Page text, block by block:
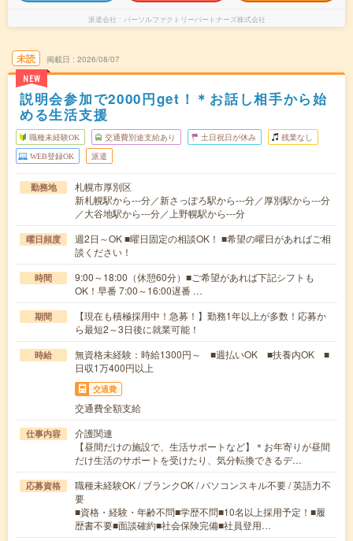
派遣会社 パーソルファクトリーパートナーズ株式会社
未読
NEW
掲載日 2026/08/07
説明会参加で2000円get！＊お話し相手から始
める生活支援
職種未経験OK 交通費別途支給あり 土日祝日が休み 残業なし
WEB登録OK 派遣
勤務地
札幌市厚別区
新札幌駅から---分／新さっぽろ駅から---分／厚別駅から---分
／大谷地駅から---分／上野幌駅から---分
曜日頻度
週2日～OK ■曜日固定の相談OK！ ■希望の曜日があればご相
談ください！
時間
9:00～18:00（休憩60分）■ご希望があれば下記シフトも
OK！早番 7:00～16:00遅番 …
期間
【現在も積極採用中！急募！】勤務1年以上が多数！応募か
ら最短2～3日後に就業可能！
時給
無資格未経験：時給1300円～ ■週払いOK ■扶養内OK ■
日収1万400円以上
交通費
交通費全額支給
仕事内容
介護関連
【昼間だけの施設で、生活サポートなど】＊お年寄りが昼間
だけ生活のサポートを受けたり、気分転換できるデ…
応募資格
職種未経験OK / ブランクOK / パソコンスキル不要 / 英語力不
要
■資格・経験・年齢不問■学歴不問■10名以上採用予定！■履
歴書不要■面談確約■社会保険完備■社員登用…